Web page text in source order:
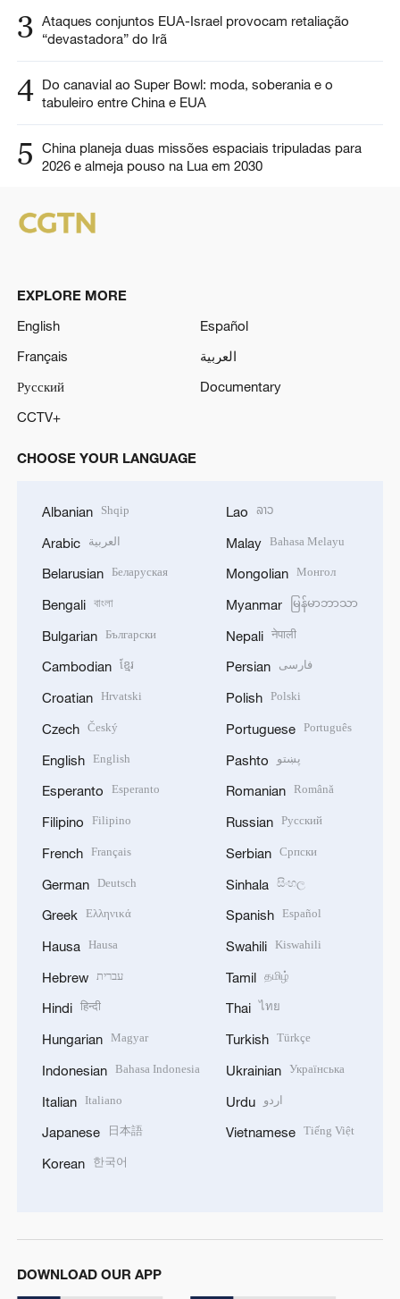
3 Ataques conjuntos EUA-Israel provocam retaliação
“devastadora” do Irã
4 Do canavial ao Super Bowl: moda, soberania e o
tabuleiro entre China e EUA
5
China planeja duas missões espaciais tripuladas para
2026 e almeja pouso na Lua em 2030
EXPLORE MORE
English
Español
Français
العربية
Русский
Documentary
CCTV+
CHOOSE YOUR LANGUAGE
Albanian Shqip
Arabic العربية
Belarusian Беларуская
Bengali বাংলা
Bulgarian Български
Cambodian ខ្មែរ
Croatian Hrvatski
Czech Český
English English
Esperanto Esperanto
Filipino Filipino
French Français
German Deutsch
Greek Ελληνικά
Hausa Hausa
Hebrew עברית
Hindi हिन्दी
Hungarian Magyar
Indonesian Bahasa Indonesia
Italian Italiano
Japanese 日本語
Korean 한국어
Lao ລາວ
Malay Bahasa Melayu
Mongolian Монгол
Myanmar မြန်မာဘာသာ
Nepali नेपाली
Persian فارسی
Polish Polski
Portuguese Português
Pashto پښتو
Romanian Română
Russian Русский
Serbian Српски
Sinhala සිංහල
Spanish Español
Swahili Kiswahili
Tamil தமிழ்
Thai ไทย
Turkish Türkçe
Ukrainian Українська
Urdu اردو
Vietnamese Tiếng Việt
DOWNLOAD OUR APP